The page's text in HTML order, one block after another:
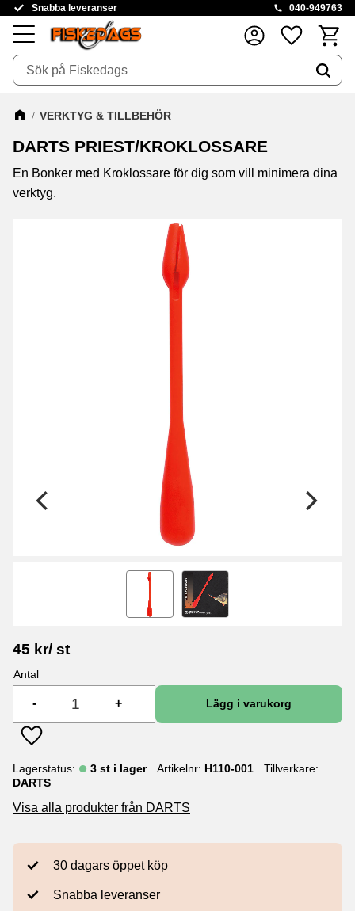
Meny
Snabba leveranser 040-949763
Favoriter
VERKTYG & TILLBEHÖR
DARTS PRIEST/KROKLOSSARE
En Bonker med Kroklossare för dig som vill minimera dina
verktyg.
45 kr/ st
Antal
+
-
Lägg till i favoriter
Lagerstatus 3 st i lager Artikelnr H110-001
Tillverkare
DARTS
Visa alla produkter från DARTS
30 dagars öppet köp
Snabba leveranser